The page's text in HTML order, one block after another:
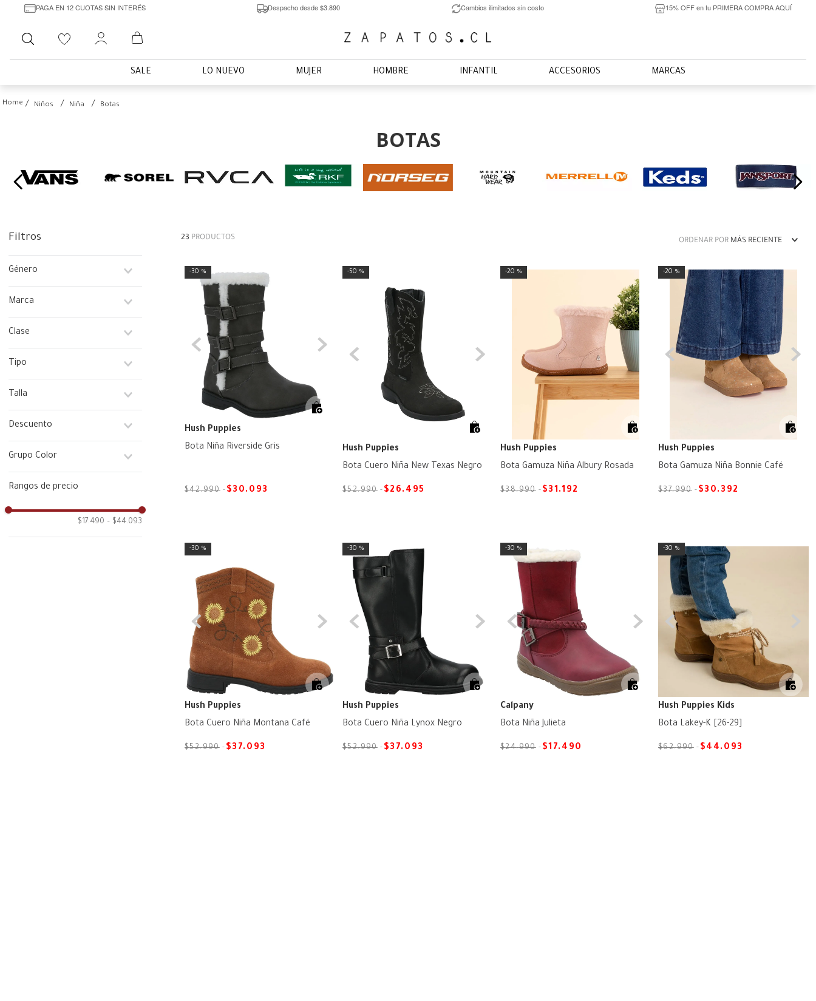
PAGA EN 12 CUOTAS SIN INTERÉS Despacho desde $3.890 Cambios ilimitados sin costo 15% OFF en tu PRIMERA COMPRA AQUÍ
Buscar
SALE LO NUEVO MUJER HOMBRE INFANTIL ACCESORIOS MARCAS
Niños Niña Botas
BOTAS
Filtros
Género
Marca
Clase
Tipo
Talla
26
27
28
Descuento
Grupo Color
Negro
Rangos de precio
$17.490 – $44.093
23 PRODUCTOS ORDENAR POR MÁS RECIENTE
30 %
Hush Puppies
Bota Niña Riverside Gris
$42.990 $30. 093
50 %
Hush Puppies
Bota Cuero Niña New Texas Negro
$52.990 $26. 495
20 %
Hush Puppies
Bota Gamuza Niña Albury Rosada
$38.990 $31.192
20 %
Hush Puppies
Bota Gamuza Niña Bonnie Café
$37.990 $30.392
30 %
Hush Puppies
Bota Cuero Niña Montana Café
$52.990 $37. 093
30 %
Hush Puppies
Bota Cuero Niña Lynox Negro
$52.990 $37. 093
30 %
Calpany
Bota Niña Julieta
$24.990 $17. 490
30 %
Hush Puppies Kids
Bota Lakey-K [26-29]
$62.990 $44. 093